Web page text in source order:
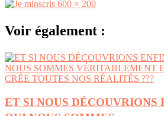
Voir également :
ET SI NOUS DÉCOUVRIONS